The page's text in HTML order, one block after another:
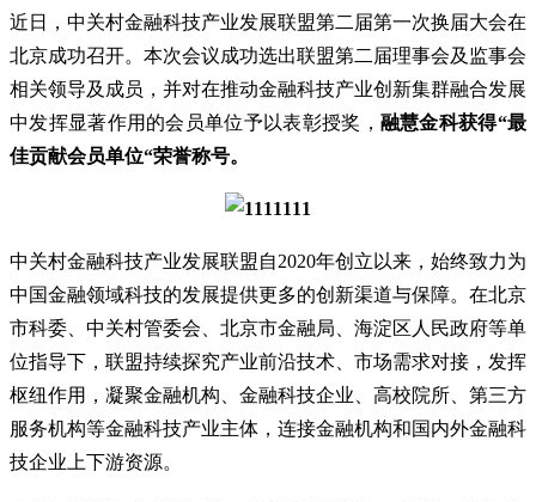
近日，中关村金融科技产业发展联盟第二届第一次换届大会在
北京成功召开。本次会议成功选出联盟第二届理事会及监事会
相关领导及成员，并对在推动金融科技产业创新集群融合发展
中发挥显著作用的会员单位予以表彰授奖， 融慧金科获得“最
佳贡献会员单位“荣誉称号。
中关村金融科技产业发展联盟自2020年创立以来，始终致力为
中国金融领域科技的发展提供更多的创新渠道与保障。在北京
市科委、中关村管委会、北京市金融局、海淀区人民政府等单
位指导下，联盟持续探究产业前沿技术、市场需求对接，发挥
枢纽作用，凝聚金融机构、金融科技企业、高校院所、第三方
服务机构等金融科技产业主体，连接金融机构和国内外金融科
技企业上下游资源。